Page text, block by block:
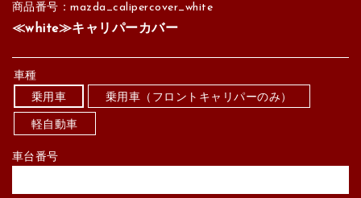
商品番号：mazda_calipercover_white
≪white≫キャリパーカバー
車種
乗用車
乗用車（フロントキャリパーのみ）
軽自動車
車台番号